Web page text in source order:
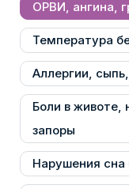
ОРВИ, ангина,
Температура
Аллергии,
Боли в животе,
запоры
Нарушения сна